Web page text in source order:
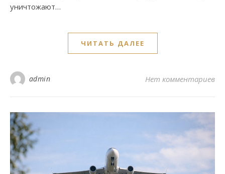
уничтожают…
ЧИТАТЬ ДАЛЕЕ
admin Нет комментариев